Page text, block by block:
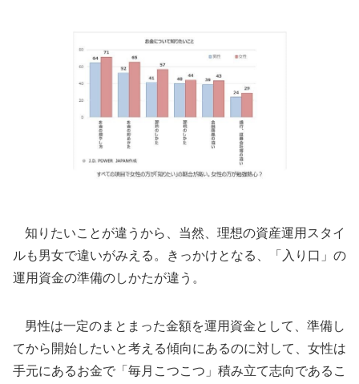
知りたいことが違うから、当然、理想の資産運用スタイ
ルも男女で違いがみえる。きっかけとなる、「入り口」の
運用資金の準備のしかたが違う。
男性は一定のまとまった金額を運用資金として、準備し
てから開始したいと考える傾向にあるのに対して、女性は
手元にあるお金で「毎月こつこつ」積み立て志向であるこ